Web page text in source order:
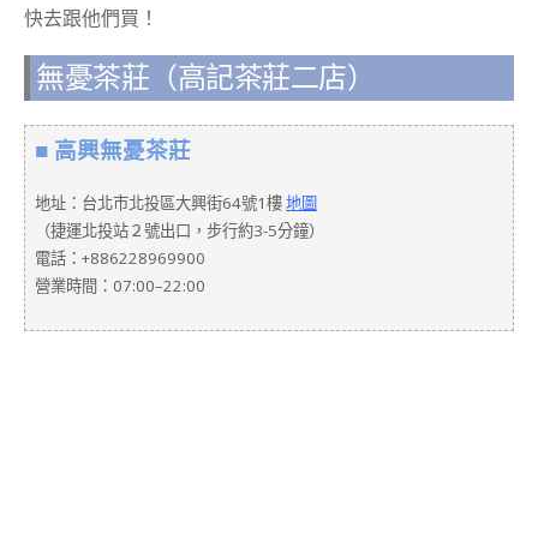
快去跟他們買！
無憂茶莊（高記茶莊二店）
■ 高興無憂茶莊
地址：台北市北投區大興街64號1樓地圖
（捷運北投站２號出口，步行約3-5分鐘）
電話：+886228969900
營業時間：07:00–22:00